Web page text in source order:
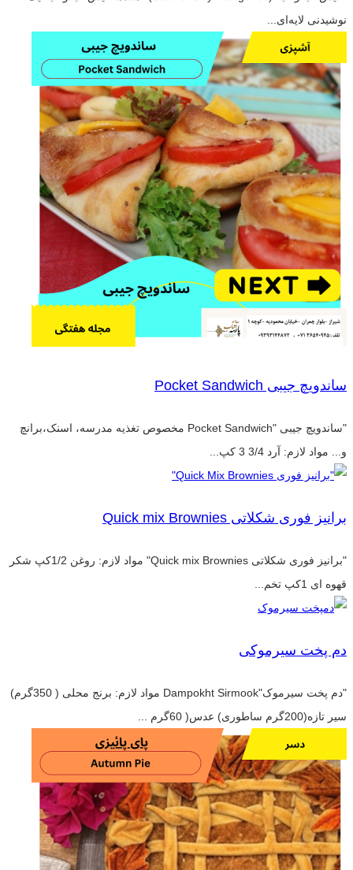
نوشیدنی لایه‌ای...
ساندویچ جیبی Pocket Sandwich
"ساندویچ جیبی "Pocket Sandwich مخصوص تغذیه مدرسه، اسنک،برانچ
و... مواد لازم: آرد 3/4 3 کپ...
برانیز فوری شکلاتی Quick mix Brownies
"برانیز فوری شکلاتی Quick mix Brownies" مواد لازم: روغن 1/2کپ شکر
قهوه ای 1کپ تخم...
دم پخت سیرموکی
"دم پخت سیرموک"Dampokht Sirmook مواد لازم: برنج محلی ( 350گرم)
سیر تازه(200گرم ساطوری) عدس( 60گرم ...